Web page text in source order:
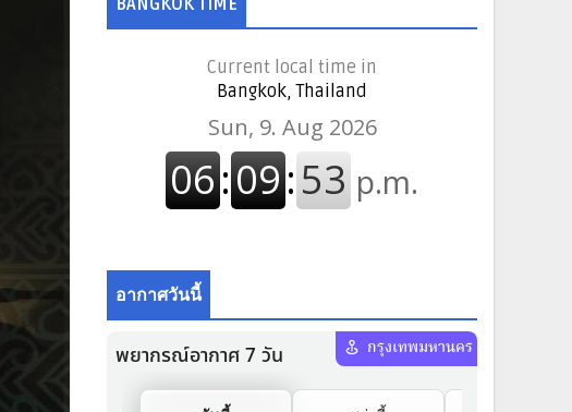
Current local time in
Bangkok, Thailand
อากาศวันนี้